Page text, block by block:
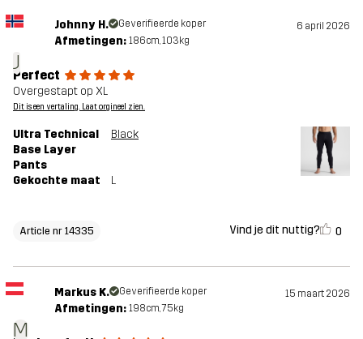
J
Johnny H. Geverifieerde koper 6 april 2026
Afmetingen: 186cm, 103kg
Perfect
Overgestapt op XL
Dit is een vertaling. Laat orgineel zien.
Ultra Technical
Base Layer
Pants
Black
Gekochte maat L
Article nr 14335 Vind je dit nuttig? 0
M
Markus K. Geverifieerde koper 15 maart 2026
Afmetingen: 198cm, 75kg